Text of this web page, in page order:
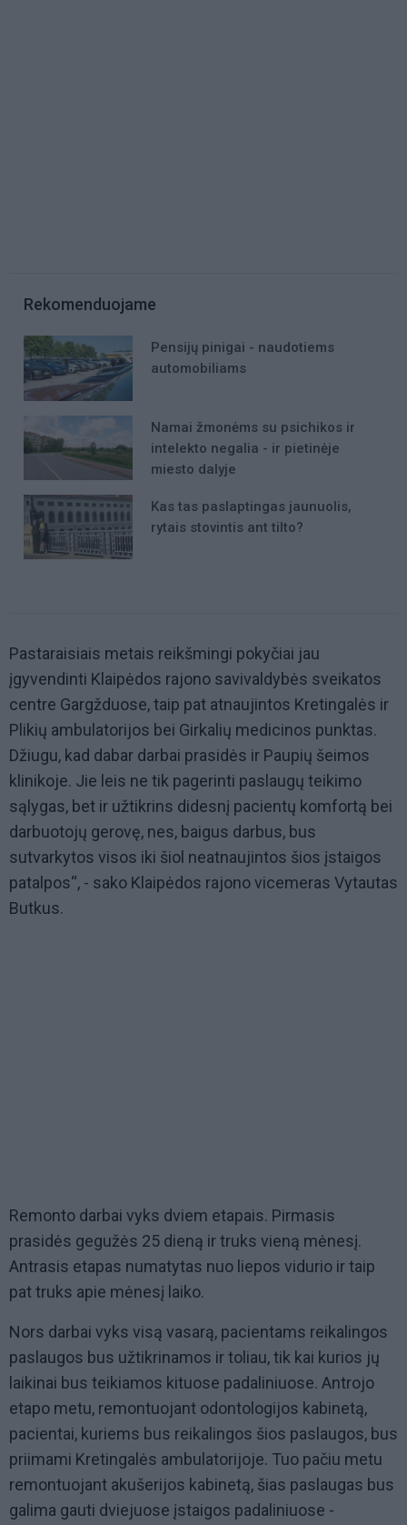
Rekomenduojame
Pensijų pinigai - naudotiems
automobiliams
Namai žmonėms su psichikos ir
intelekto negalia - ir pietinėje
miesto dalyje
Kas tas paslaptingas jaunuolis,
rytais stovintis ant tilto?
Pastaraisiais metais reikšmingi pokyčiai jau
įgyvendinti Klaipėdos rajono savivaldybės sveikatos
centre Gargžduose, taip pat atnaujintos Kretingalės ir
Plikių ambulatorijos bei Girkalių medicinos punktas.
Džiugu, kad dabar darbai prasidės ir Paupių šeimos
klinikoje. Jie leis ne tik pagerinti paslaugų teikimo
sąlygas, bet ir užtikrins didesnį pacientų komfortą bei
darbuotojų gerovę, nes, baigus darbus, bus
sutvarkytos visos iki šiol neatnaujintos šios įstaigos
patalpos“, - sako Klaipėdos rajono vicemeras Vytautas
Butkus.
Remonto darbai vyks dviem etapais. Pirmasis
prasidės gegužės 25 dieną ir truks vieną mėnesį.
Antrasis etapas numatytas nuo liepos vidurio ir taip
pat truks apie mėnesį laiko.
Nors darbai vyks visą vasarą, pacientams reikalingos
paslaugos bus užtikrinamos ir toliau, tik kai kurios jų
laikinai bus teikiamos kituose padaliniuose. Antrojo
etapo metu, remontuojant odontologijos kabinetą,
pacientai, kuriems bus reikalingos šios paslaugos, bus
priimami Kretingalės ambulatorijoje. Tuo pačiu metu
remontuojant akušerijos kabinetą, šias paslaugas bus
galima gauti dviejuose įstaigos padaliniuose -